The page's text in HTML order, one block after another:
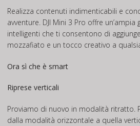
Realizza contenuti indimenticabili e
avventure. DJI Mini 3 Pro offre
intelligenti che ti consentono di
mozzafiato e un tocco creativo a
Ora sì che è smart
Riprese verticali
Proviamo di nuovo in modalità ritratto.
dalla modalità orizzontale a quella